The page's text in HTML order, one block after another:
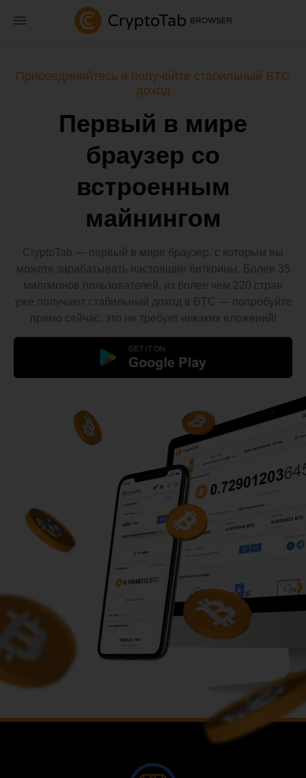
Присоединяйтесь и получайте стабильный BTC
доход
Первый в мире
браузер со
встроенным
майнингом
CryptoTab — первый в мире браузер, с которым вы
можете зарабатывать настоящие биткоины. Более 35
миллионов пользователей, из более чем 220 стран
уже получают стабильный доход в BTC — попробуйте
прямо сейчас, это не требует никаких вложений!